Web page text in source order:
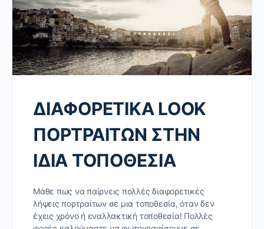
ΔΙΑΦΟΡΕΤΙΚΑ LOOK
ΠΟΡΤΡΑΙΤΩΝ ΣΤΗΝ
ΙΔΙΑ ΤΟΠΟΘΕΣΙΑ
Μάθε πως να παίρνεις πολλές διαφορετικές
λήψεις πορτραίτων σε μια τοποθεσία, όταν δεν
έχεις χρόνο ή εναλλακτική τοποθεσία! Πολλές